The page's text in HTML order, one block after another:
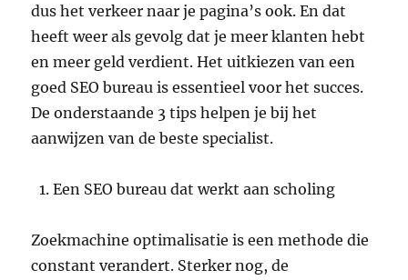
dus het verkeer naar je pagina’s ook. En dat
heeft weer als gevolg dat je meer klanten hebt
en meer geld verdient. Het uitkiezen van een
goed SEO bureau is essentieel voor het succes.
De onderstaande 3 tips helpen je bij het
aanwijzen van de beste specialist.
Een SEO bureau dat werkt aan scholing
Zoekmachine optimalisatie is een methode die
constant verandert. Sterker nog, de